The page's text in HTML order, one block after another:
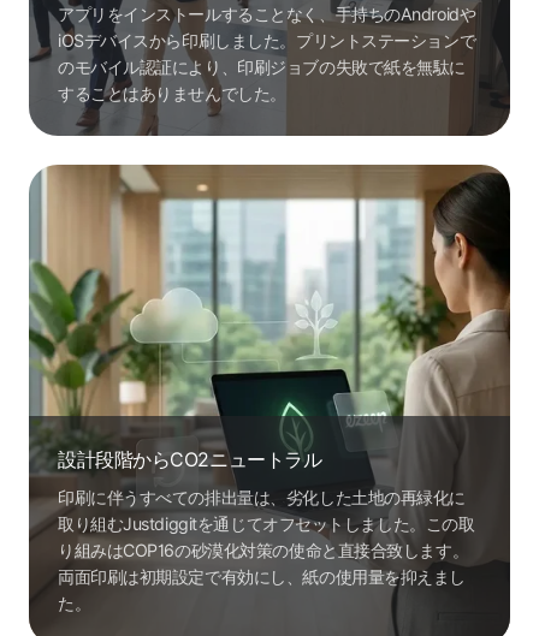
アプリをインストールすることなく、手持ちのAndroidや
iOSデバイスから印刷しました。プリントステーションで
のモバイル認証により、印刷ジョブの失敗で紙を無駄に
することはありませんでした。
設計段階からCO2ニュートラル
印刷に伴うすべての排出量は、劣化した土地の再緑化に
取り組むJustdiggitを通じてオフセットしました。この取
り組みはCOP16の砂漠化対策の使命と直接合致します。
両面印刷は初期設定で有効にし、紙の使用量を抑えまし
た。